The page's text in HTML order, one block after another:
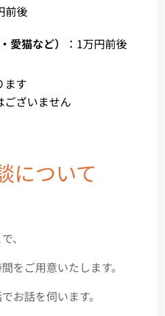
前後
愛猫など）
：1万円前後
ます
ざいません
について
、
をご用意いたします。
お話を伺います。